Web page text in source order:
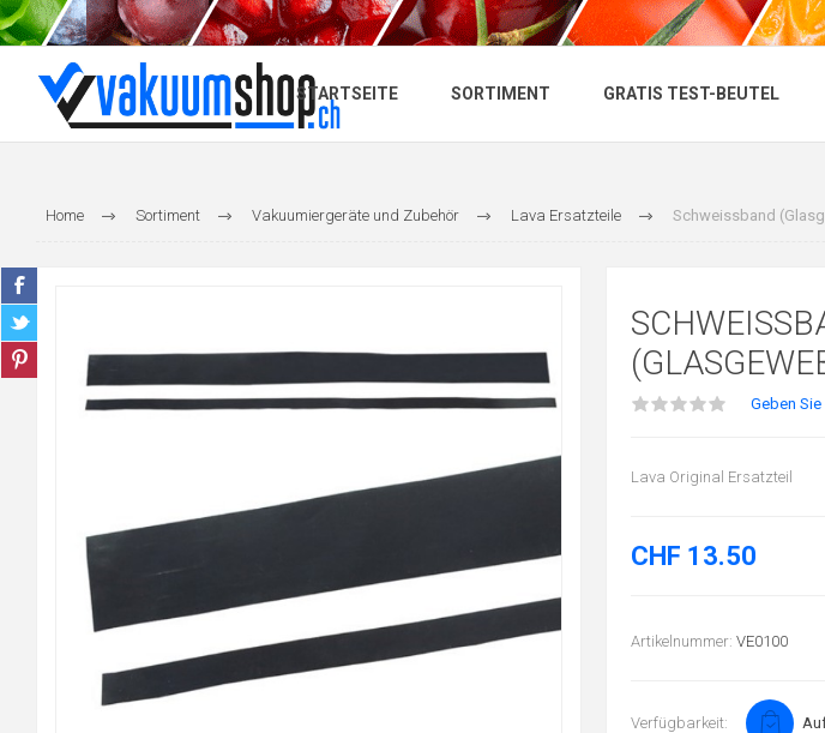
STARTSEITE SORTIMENT GRATIS TEST-BEUTEL
Home Sortiment Vakuumiergeräte und Zubehör Lava Ersatzteile Schweissband
Geben
Lava Original Ersatzteil
CHF 13.50
Artikelnummer: VE0100
Verfügbarkeit: